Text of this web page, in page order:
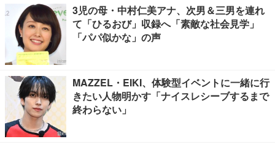
3児の母・中村仁美アナ、次男＆三男を連れ
て「ひるおび」収録へ「素敵な社会見学」
「パパ似かな」の声
MAZZEL・EIKI、体験型イベントに一緒に行
きたい人物明かす「ナイスレシーブするまで
終わらない」